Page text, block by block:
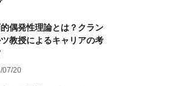
偶発性理論とは？クラン
教授によるキャリアの考
07/20